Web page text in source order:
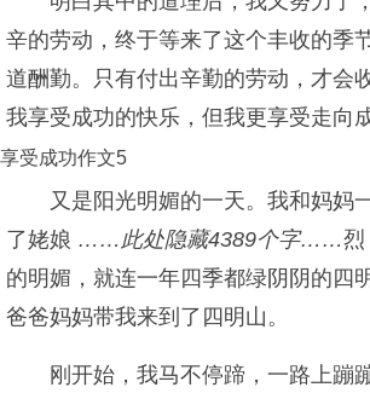
辛的劳动，终于等来了这个丰收的季
道酬勤。只有付出辛勤的劳动，才会
我享受成功的快乐，但我更享受走向
享受成功作文5
又是阳光明媚的一天。我和妈妈
了姥娘 ……此处隐藏4389个字……烈
的明媚，就连一年四季都绿阴阴的四
爸爸妈妈带我来到了四明山。
刚开始，我马不停蹄，一路上蹦